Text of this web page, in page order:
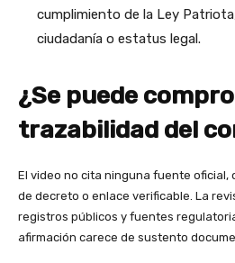
cumplimiento de la Ley
ciudadanía o estatus legal.
¿Se puede
trazabilidad del
El video no cita ninguna fuente oficial,
de decreto o enlace verificable. La
registros públicos y fuentes
afirmación carece de sustento